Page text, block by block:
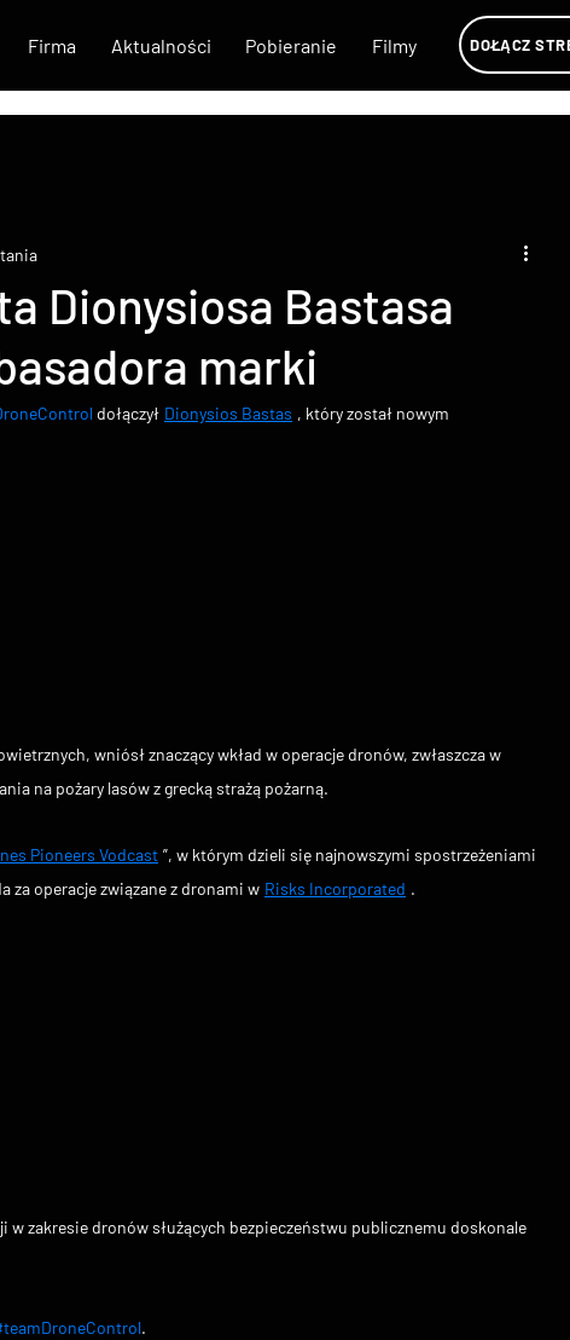
Firma Aktualności Pobieranie Filmy DOŁĄCZ
Dionysiosa Bastasa
marki
dołączył Dionysios Bastas , który został nowym
wniósł znaczący wkład w operacje dronów, zwłaszcza w
na pożary lasów z grecką strażą pożarną.
Pioneers Vodcast ”, w którym dzieli się najnowszymi spostrzeżeniami
za operacje związane z dronami w Risks Incorporated .
zakresie dronów służących bezpieczeństwu publicznemu doskonale
.